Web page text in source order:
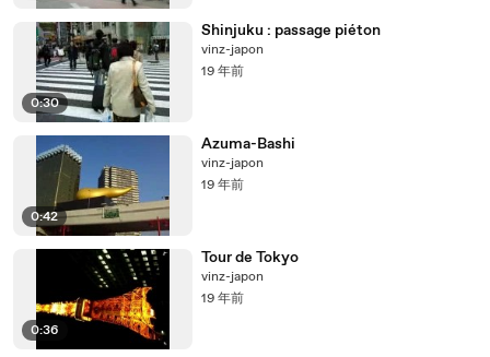
0:30
Shinjuku : passage piéton
vinz-japon
19 年前
0:42
Azuma-Bashi
vinz-japon
19 年前
0:36
Tour de Tokyo
vinz-japon
19 年前